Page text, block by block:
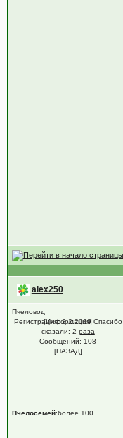
alex250
Пчеловод
[Информация]
Регистрация: 2.2.2009 Спасибо
сказали: 2 раза
Сообщений: 108
[НАЗАД]
Пчелосемей:более 100